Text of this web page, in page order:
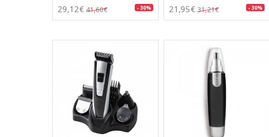
29,12€ 41,60€ - 30% 21,95€ 31,21€ - 30%